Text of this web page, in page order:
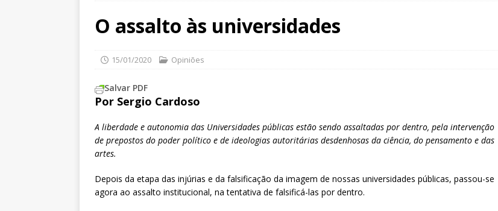
O assalto às universidades
15/01/2020 Opiniões
Salvar PDF
Por Sergio Cardoso
A liberdade e autonomia das Universidades públicas estão sendo assaltadas por dentro, pela intervenção
de prepostos do poder político e de ideologias autoritárias desdenhosas da ciência, do pensamento e das
artes.
Depois da etapa das injúrias e da falsificação da imagem de nossas universidades públicas, passou-se
agora ao assalto institucional, na tentativa de falsificá-las por dentro.